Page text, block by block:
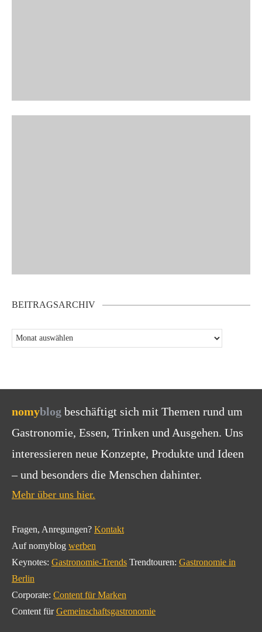
BEITRAGSARCHIV
nomyblog beschäftigt sich mit Themen rund um
Gastronomie, Essen, Trinken und Ausgehen. Uns
interessieren neue Konzepte, Produkte und Ideen
– und besonders die Menschen dahinter.
Mehr über uns hier.
Fragen, Anregungen? Kontakt
Auf nomyblog werben
Keynotes: Gastronomie-Trends Trendtouren: Gastronomie in
Berlin
Corporate: Content für Marken
Content fürGemeinschaftsgastronomie